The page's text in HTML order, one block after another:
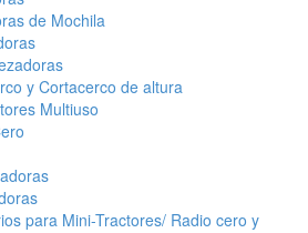
de Mochila
y Cortacerco de altura
Multiuso
para Mini-Tractores/ Radio cero y